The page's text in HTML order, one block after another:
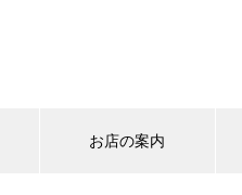
お店の案内